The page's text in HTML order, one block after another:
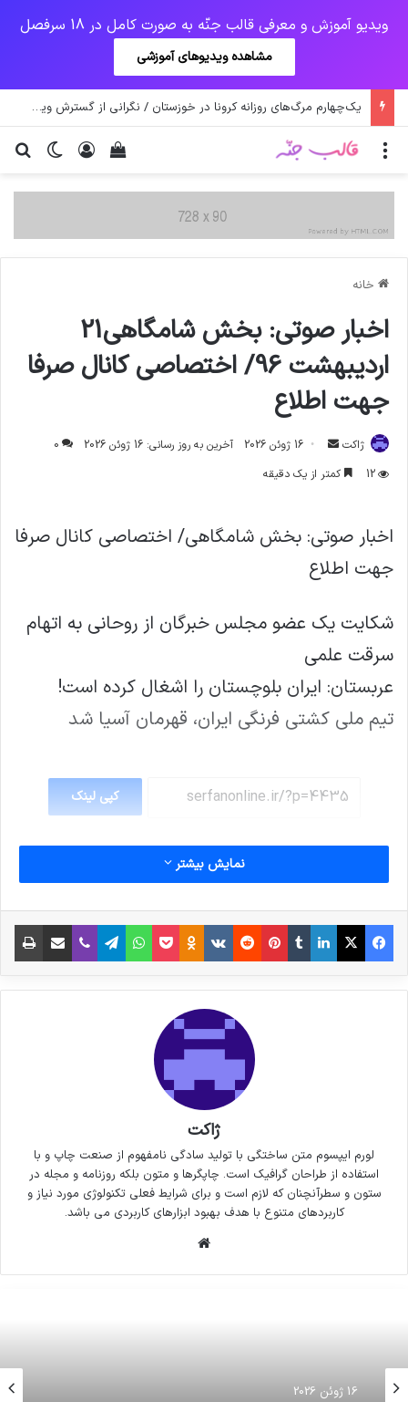
ویدیو آموزش و معرفی قالب جنّه به صورت کامل در 18 سرفصل
مشاهده ویدیوهای آموزشی
یک‌چهارم مرگ‌های روزانه کرونا در خوزستان / نگرانی از گسترش ویروس انگلیسی در تهران
تغییر ورود
دیدن سبد خرید منو
خانه
اخبار صوتي: بخش شامگاهی21
اردیبهشت 96/ اختصاصي کانال صرفا
جهت اطلاع
ژاکت
ارسال
ایمیل
16 ژوئن 2026 آخرین به روز رسانی: 16 ژوئن 2026
0
12
کمتر از یک دقیقه
اخبار صوتي: بخش شامگاهی/ اختصاصي کانال صرفا
جهت اطلاع
شکایت یک عضو مجلس خبرگان از روحانی به اتهام
سرقت علمی
عربستان: ایران بلوچستان را اشغال کرده است!
تیم ملی کشتی فرنگی ایران، قهرمان آسیا شد
کپی لینک
نمایش بیشتر
فیس بوک X لینکدین
‫تامبلر‫پین‌ترست
‫رددیت‫VKontakte
‫Odnoklassniki
پاکتواتس آپ تلگراموایبر اشتراک گذاری از طریق ایمیل
ژاکت
لورم ایپسوم متن ساختگی با تولید سادگی نامفهوم از صنعت چاپ و با
استفاده از طراحان گرافیک است. چاپگرها و متون بلکه روزنامه و مجله در
ستون و سطرآنچنان که لازم است و برای شرایط فعلی تکنولوژی مورد نیاز و
کاربردهای متنوع با هدف بهبود ابزارهای کاربردی می باشد.
16 ژوئن 2026